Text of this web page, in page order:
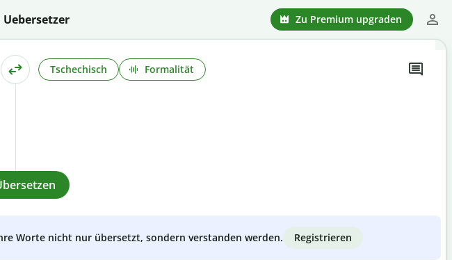
Zu Premium upgraden
Tschechisch Formalität
Worte nicht nur übersetzt, sondern verstanden werden. Registrieren